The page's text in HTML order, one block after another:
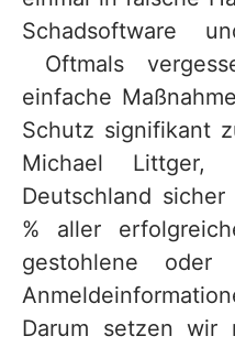
Schadsoftware
Oftmals
einfache
Schutz signifikant
Michael Littger,
Deutschland
% aller
gestohlene oder
Darum setzen wir